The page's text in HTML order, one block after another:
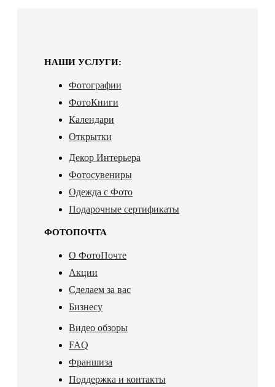
НАШИ УСЛУГИ:
Фотографии
ФотоКниги
Календари
Открытки
Декор Интерьера
Фотосувениры
Одежда с Фото
Подарочные сертификаты
ФОТОПОЧТА
О ФотоПочте
Акции
Сделаем за вас
Бизнесу
Видео обзоры
FAQ
Франшиза
Поддержка и контакты